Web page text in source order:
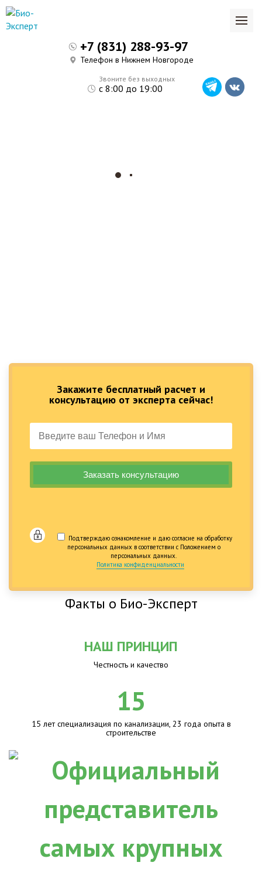
Закажите бесплатный расчет и
консультацию от эксперта сейчас!
Подтверждаю ознакомление и даю согласие на обработку
персональных данных в соответствии с Положением о
персональных данных.
Политика конфиденциальности
Звоните без выходных
с 8:00 до 19:00
+7 (831) 288-93-97
Телефон в Нижнем Новгороде
Факты о Био-Эксперт
НАШ ПРИНЦИП
Честность и качество
15
15 лет специализация по канализации, 23 года опыта в
строительстве